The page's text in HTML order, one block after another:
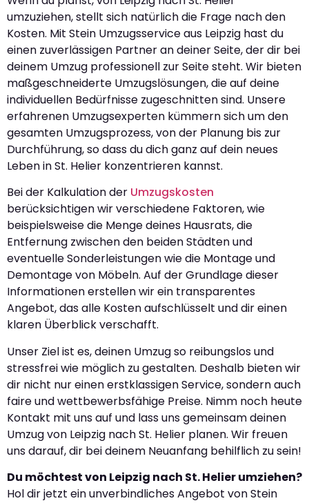
umzuziehen, stellt sich natürlich die Frage nach den
Kosten. Mit Stein Umzugsservice aus Leipzig hast du
einen zuverlässigen Partner an deiner Seite, der dir bei
deinem Umzug professionell zur Seite steht. Wir bieten
maßgeschneiderte Umzugslösungen, die auf deine
individuellen Bedürfnisse zugeschnitten sind. Unsere
erfahrenen Umzugsexperten kümmern sich um den
gesamten Umzugsprozess, von der Planung bis zur
Durchführung, so dass du dich ganz auf dein neues
Leben in St. Helier konzentrieren kannst.
Bei der Kalkulation der Umzugskosten
berücksichtigen wir verschiedene Faktoren, wie
beispielsweise die Menge deines Hausrats, die
Entfernung zwischen den beiden Städten und
eventuelle Sonderleistungen wie die Montage und
Demontage von Möbeln. Auf der Grundlage dieser
Informationen erstellen wir ein transparentes
Angebot, das alle Kosten aufschlüsselt und dir einen
klaren Überblick verschafft.
Unser Ziel ist es, deinen Umzug so reibungslos und
stressfrei wie möglich zu gestalten. Deshalb bieten wir
dir nicht nur einen erstklassigen Service, sondern auch
faire und wettbewerbsfähige Preise. Nimm noch heute
Kontakt mit uns auf und lass uns gemeinsam deinen
Umzug von Leipzig nach St. Helier planen. Wir freuen
uns darauf, dir bei deinem Neuanfang behilflich zu sein!
Du möchtest von Leipzig nach St. Helier umziehen?
Hol dir jetzt ein unverbindliches Angebot von Stein